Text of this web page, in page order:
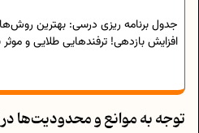
جدول برنامه ریزی درسی: بهترین
افزایش بازدهی! ترفندهایی طلایی و
توجه به موانع و محدودیت‌ها در